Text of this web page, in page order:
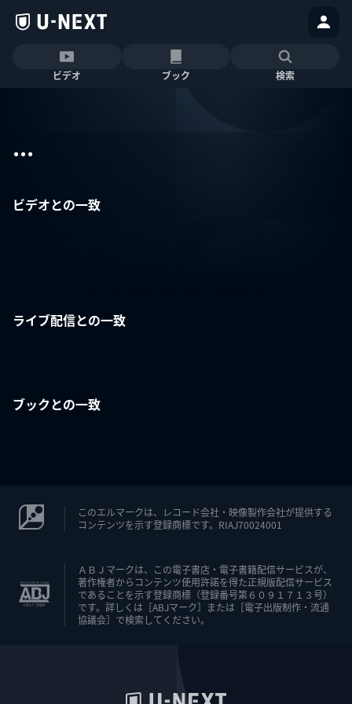
ビデオ ブック 検索
...
ビデオとの一致
ライブ配信との一致
ブックとの一致
このエルマークは、レコード会社・映像製作会社が提供する
コンテンツを示す登録商標です。RIAJ70024001
ＡＢＪマークは、この電子書店・電子書籍配信サービスが、
著作権者からコンテンツ使用許諾を得た正規版配信サービス
であることを示す登録商標（登録番号第６０９１７１３号）
です。詳しくは［ABJマーク］または［電子出版制作・流通
協議会］で検索してください。